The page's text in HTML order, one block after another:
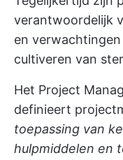
verantwoordelijk
en
cultiveren van
Het Project
definieert
toepassing van
hulpmiddelen en